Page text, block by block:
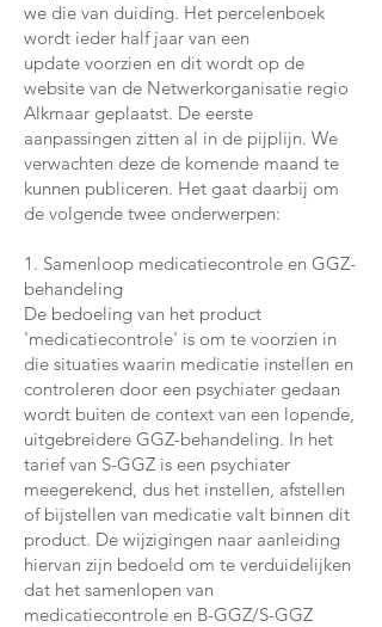
we die van duiding. Het percelenboek
wordt ieder half jaar van een
update voorzien en dit wordt op de
website van de Netwerkorganisatie regio
Alkmaar geplaatst. De eerste
aanpassingen zitten al in de pijplijn. We
verwachten deze de komende maand te
kunnen publiceren. Het gaat daarbij om
de volgende twee onderwerpen:
1. Samenloop medicatiecontrole en GGZ-
behandeling
De bedoeling van het product
'medicatiecontrole' is om te voorzien in
die situaties waarin medicatie instellen en
controleren door een psychiater gedaan
wordt buiten de context van een lopende,
uitgebreidere GGZ-behandeling. In het
tarief van S-GGZ is een psychiater
meegerekend, dus het instellen, afstellen
of bijstellen van medicatie valt binnen dit
product. De wijzigingen naar aanleiding
hiervan zijn bedoeld om te verduidelijken
dat het samenlopen van
medicatiecontrole en B-GGZ/S-GGZ